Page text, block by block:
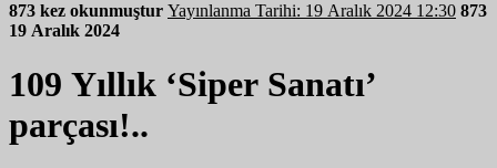
873 kez okunmuştur
Yayınlanma Tarihi: 19 Aralık 2024 12:30 873
19 Aralık 2024
109 Yıllık ‘Siper Sanatı’
parçası!..